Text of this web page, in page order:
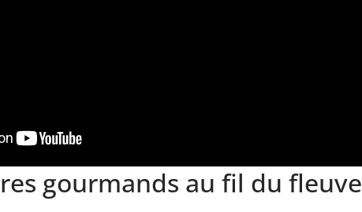
gourmands au fil du fleuve